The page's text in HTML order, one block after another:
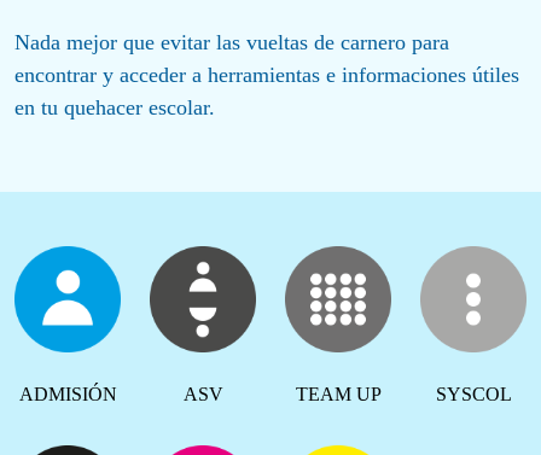
Nada mejor que evitar las vueltas de carnero para
encontrar y acceder a herramientas e informaciones útiles
en tu quehacer escolar.
ADMISIÓN ASV TEAM UP SYSCOL